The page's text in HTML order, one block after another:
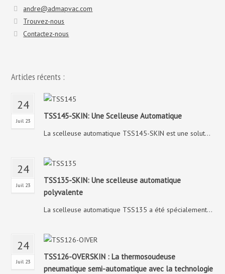
andre@admapvac.com
Trouvez-nous
Contactez-nous
Articles récents :
24
Juil 23
TSS145-SKIN: Une Scelleuse Automatique
La scelleuse automatique TSS145-SKIN est une solut...
24
Juil 23
TSS135-SKIN: Une scelleuse automatique
polyvalente
La scelleuse automatique TSS135 a été spécialement...
24
Juil 23
TSS126-OVERSKIN : La thermosoudeuse
pneumatique semi-automatique avec la technologie